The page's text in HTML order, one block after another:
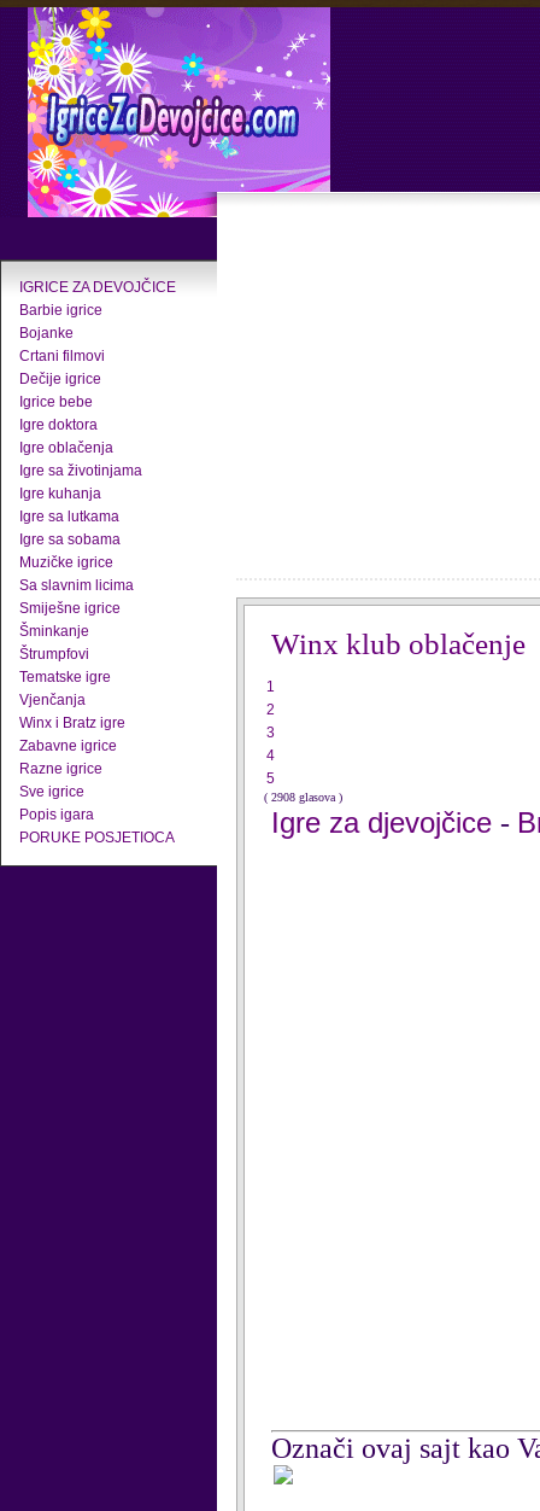
IGRICE ZA DEVOJČICE
Barbie igrice
Bojanke
Crtani filmovi
Dečije igrice
Igrice bebe
Igre doktora
Igre oblačenja
Igre sa životinjama
Igre kuhanja
Igre sa lutkama
Igre sa sobama
Muzičke igrice
Sa slavnim licima
Smiješne igrice
Šminkanje
Štrumpfovi
Tematske igre
Vjenčanja
Winx i Bratz igre
Zabavne igrice
Razne igrice
Sve igrice
Popis igara
PORUKE POSJETIOCA
Winx klub oblačenje
1
2
3
4
5
( 2908 glasova )
Igre za djevojčice -
Označi ovaj sajt kao